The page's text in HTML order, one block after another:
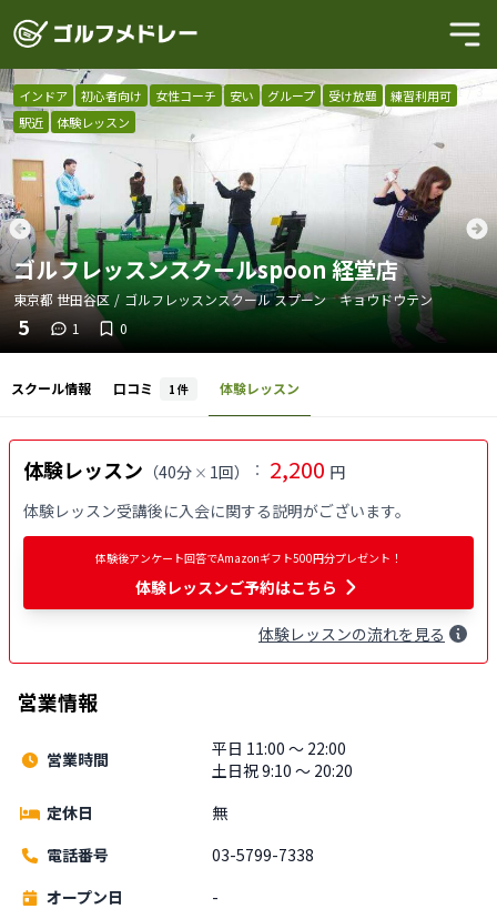
1/3
インドア 初心者向け 女性コーチ 安い グループ 受け放題
練習利用可
駅近
体験レッスン
ゴルフレッスンスクールspoon 経堂店
東京都 世田谷区 / ゴルフレッスンスクール スプーン キョウドウテン
5 1 0
スクール情報 口コミ 1 件 体験レッスン
体験レッスン （40分 × 1回） ： 2,200 円
体験レッスン受講後に入会に関する説明がございます。
体験後アンケート回答でAmazonギフト500円分プレゼント！
体験レッスンご予約はこちら
体験レッスンの流れを見る
営業情報
営業時間
平日 11:00 〜 22:00
土日祝 9:10 〜 20:20
定休日
無
電話番号
03-5799-7338
オープン日
-